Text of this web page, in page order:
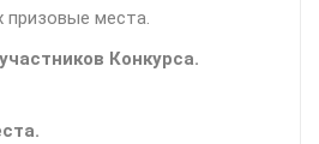
призовые места.
Конкурса.